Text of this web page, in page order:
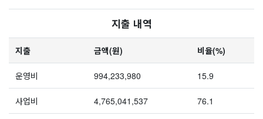
지출 내역
지출 금액(원) 비율(%)
운영비 994,233,980 15.9
사업비 4,765,041,537 76.1